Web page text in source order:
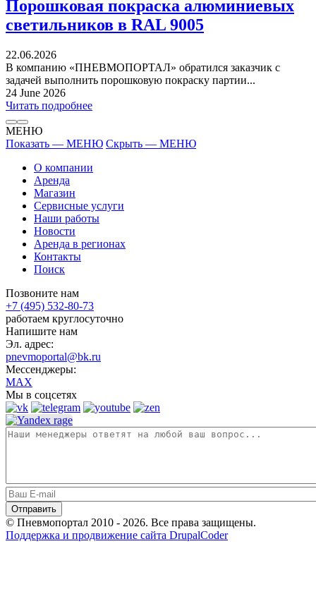
Порошковая покраска алюминиевых
светильников в RAL 9005
22.06.2026
В компанию «ПНЕВМОПОРТАЛ» обратился заказчик с
задачей выполнить порошковую покраску партии...
24 June 2026
Читать подробнее
МЕНЮ
Показать — МЕНЮ Скрыть — МЕНЮ
О компании
Аренда
Магазин
Сервисные услуги
Наши работы
Новости
Аренда в регионах
Контакты
Поиск
Позвоните нам
+7 (495) 532-80-73
работаем круглосуточно
Напишите нам
Эл. адрес:
pnevmoportal@bk.ru
Мессенджеры:
MAX
Мы в соцсетях
© Пневмопортал 2010 - 2026. Все права защищены.
Поддержка и продвижение сайта DrupalCoder